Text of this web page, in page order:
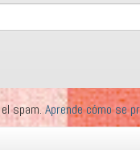
spam.Aprende cómo se